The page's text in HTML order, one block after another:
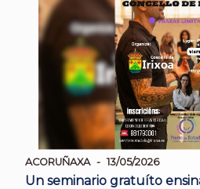
ACORUÑAXA 13/05/2026
Un seminario gratuíto